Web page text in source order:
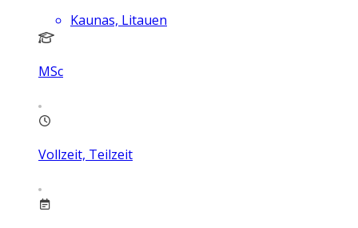
Kaunas, Litauen
MSc
Vollzeit, Teilzeit